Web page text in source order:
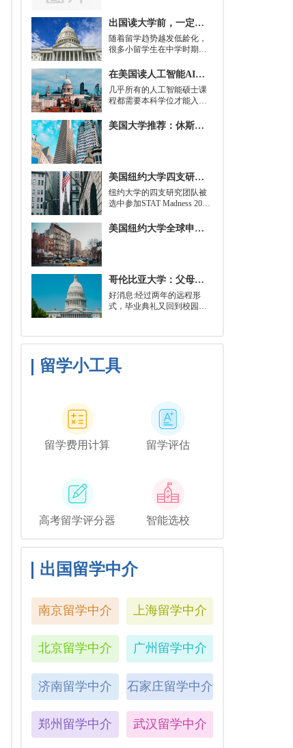
出国读大学前，一定要培养的基本生活技能有哪些？
随着留学趋势越发低龄化，
很多小留学生在中学时期就
其实都是为了大学生活做准
在美国读人工智能AI硕士入学条件及大学推荐
几乎所有的人工智能硕士课
程都需要本科学位才能入
需要特定领域的本科学位。
下，你只需要一个理论基础
就可以开始就读这类项目：
即先参加几门先修课程，通
常包括程序语言，如
Python、微积分和计算机科
学相关课程。
美国大学推荐：休斯顿的大学
美国纽约大学四支研究团队被选中参加STAT Madness 2022竞赛
​纽约大学的四支研究团队被
选中参加STAT Madness 2022
三月疯狂启发的健康和科学
美国纽约大学全球申请群体规模不断扩大
哥伦比亚大学：父母参加毕业典礼可以做什么？
好消息:经过两年的远程形
式，毕业典礼又回到校园了!
旅行，或者如果你想和你的
朋友们共度时光，也许你可
留学小工具
留学费用计算 留学评估
高考留学评分器 智能选校
出国留学中介
南京留学中介 上海留学中介
北京留学中介 广州留学中介
济南留学中介 石家庄留学中介
郑州留学中介 武汉留学中介